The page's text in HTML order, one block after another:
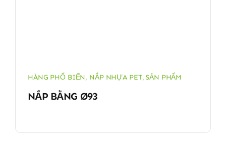
HÀNG PHỔ BIẾN, NẮP NHỰA PET,SẢN PHẨM
NẮP BẰNG Ø93